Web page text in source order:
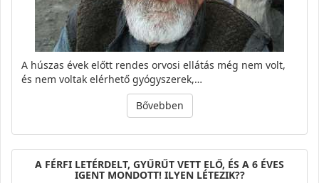
A húszas évek előtt rendes orvosi ellátás még nem volt,
és nem voltak elérhető gyógyszerek,…
Bővebben
A FÉRFI LETÉRDELT, GYŰRŰT VETT ELŐ, ÉS A 6 ÉVES
IGENT MONDOTT! ILYEN LÉTEZIK??